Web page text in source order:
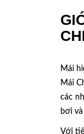
Mái
Mái
các
bơi
Với